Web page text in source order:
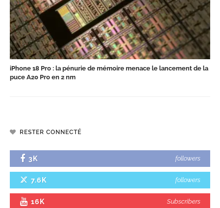
iPhone 18 Pro : la pénurie de mémoire menace le lancement de la
puce A20 Pro en 2 nm
RESTER CONNECTÉ
3K followers
7.6K followers
16K Subscribers